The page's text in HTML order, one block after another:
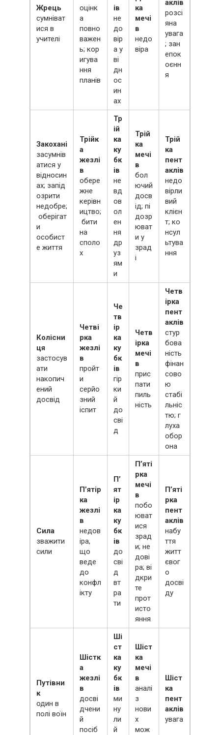
Жрець
сумніват
ися в
учителі
оцінк
а
повно
важен
ь; кор
игува
ння
планів
ів
не
до
вір
а у
ві
дн
ос
ин
ах
ка
мечі
в
недо
віра
аклів
розсі
яна
увага
; зан
епок
оєнн
я
Закохані
засумнів
атися у
відносин
ах; запід
озрити
недобре;
оберігат
и
особист
е життя
Трійк
а
жезлі
в
обере
жне
керівн
ицтво;
бити
на
споло
х
Тр
ій
ка
ку
бк
ів
не
вд
ов
ол
ен
ня
др
уз
ям
и
Трій
ка
мечі
в
бол
ючий
досв
ід; пі
дозр
юват
и у
зрад
і
Трій
ка
пент
аклів
недо
вірли
вий
клієн
т; ко
нсул
ьтува
ння
Колісни
ця
застосув
ати
накопич
ений
досвід
Четві
рка
жезлі
в
пройт
и
серйо
зний
іспит
Че
тв
ір
ка
ку
бк
ів
гір
ки
й
до
сві
д
Четв
ірка
мечі
в
прис
пати
пиль
ність
Четв
ірка
пент
аклів
стур
бова
ність
фінан
сово
ю
стабі
льніс
тю; г
луха
обор
она
Сила
зважити
сили
П’ятір
ка
жезлі
в
недов
іра,
що
веде
до
конфл
ікту
П’
ят
ір
ка
ку
бк
ів
до
сві
д
вт
ра
ти
П’яті
рка
мечі
в
побо
юват
ися
зрад
и; не
дові
ра; ві
дкри
те
прот
исто
яння
П’яті
рка
пент
аклів
набу
ття
житт
євог
о
досві
ду
Путівни
к
один в
полі воїн
Шістк
а
жезлі
в
досві
дчени
й
посіб
Ші
ст
ка
ку
бк
ів
ми
ну
ли
й
Шіст
ка
мечі
в
аналі
з
нови
х
мож
Шіст
ка
пент
аклів
увага